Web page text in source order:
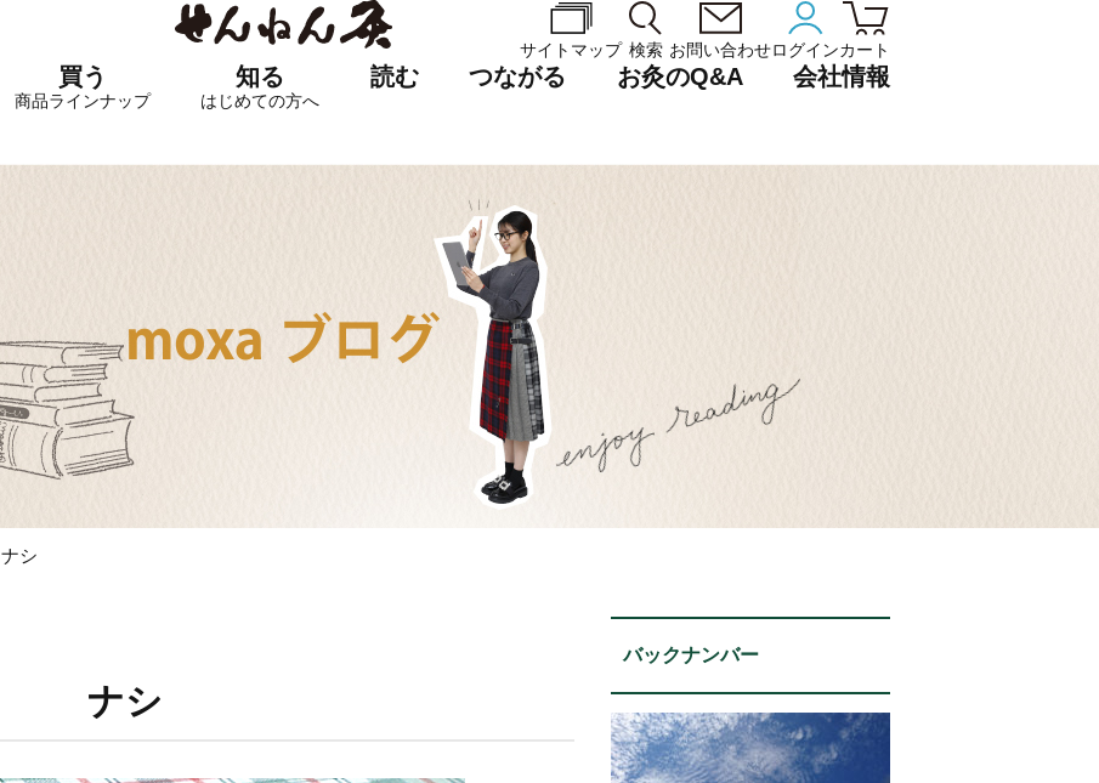
サイトマップ 検索 お問い合わせログインカート
買う
商品ラインナップ
知る
はじめての方へ
読む つながる お灸のQ&A 会社情報
ナシ
ナシ
バックナンバー